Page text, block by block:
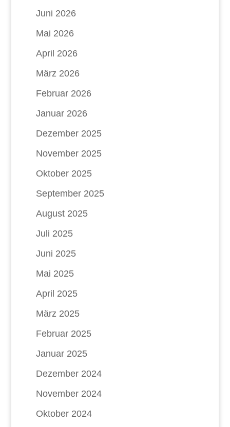
Juni 2026
Mai 2026
April 2026
März 2026
Februar 2026
Januar 2026
Dezember 2025
November 2025
Oktober 2025
September 2025
August 2025
Juli 2025
Juni 2025
Mai 2025
April 2025
März 2025
Februar 2025
Januar 2025
Dezember 2024
November 2024
Oktober 2024